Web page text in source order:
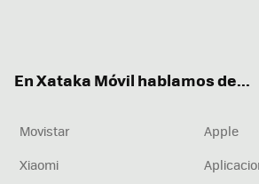
En Xataka Móvil hablamos de...
Movistar
Apple
Xiaomi